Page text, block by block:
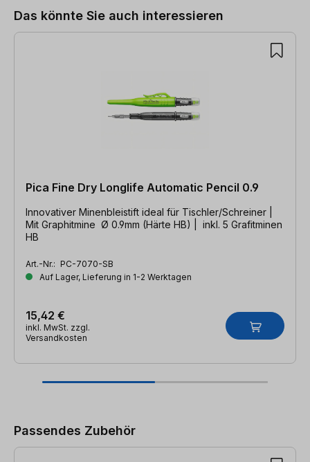
Das könnte Sie auch interessieren
Pica Fine Dry Longlife Automatic Pencil 0.9
Innovativer Minenbleistift ideal für Tischler/Schreiner |
Mit Graphitmine Ø 0.9mm (Härte HB) | inkl. 5 Grafitminen
HB
Art.-Nr.: PC-7070-SB
Auf Lager, Lieferung in 1-2 Werktagen
15,42 €
inkl. MwSt. zzgl.
Versandkosten
Passendes Zubehör